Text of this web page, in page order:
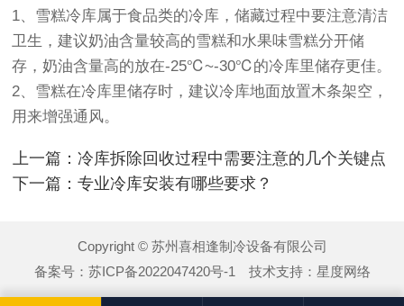
1、雪糕冷库属于食品类的冷库，储藏过程中要注意清洁
卫生，建议奶油含量较高的雪糕和水果味雪糕分开储
存，奶油含量高的放在-25℃~-30℃的冷库里储存更佳。
2、雪糕在冷库里储存时，建议冷库地面放置木条架空，
用来增强通风。
上一篇：冷库拆除回收过程中需要注意的几个关键点
下一篇：专业冷库安装有哪些要求？
Copyright © 苏州喜相逢制冷设备有限公司
备案号： 苏ICP备2022047420号-1技术支持： 星度网络